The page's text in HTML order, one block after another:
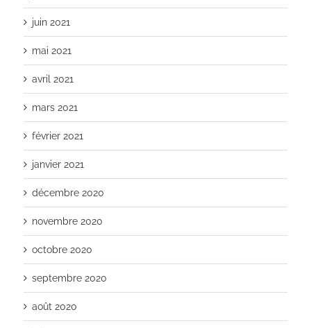
juin 2021
mai 2021
avril 2021
mars 2021
février 2021
janvier 2021
décembre 2020
novembre 2020
octobre 2020
septembre 2020
août 2020